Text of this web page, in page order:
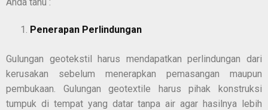
Penerapan Perlindungan
Gulungan geotekstil harus mendapatkan perlindungan dari
kerusakan sebelum menerapkan pemasangan maupun
pembukaan. Gulungan geotextile harus pihak konstruksi
tumpuk di tempat yang datar tanpa air agar hasilnya lebih